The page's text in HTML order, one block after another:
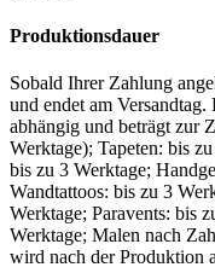
Produktionsdauer
Sobald Ihrer Zahlung
und endet am
abhängig und beträgt zur
Werktage); Tapeten: bis
bis zu 3 Werktage;
Wandtattoos: bis zu 3
Werktage; Paravents: bis
Werktage; Malen nach
wird nach der Produktion